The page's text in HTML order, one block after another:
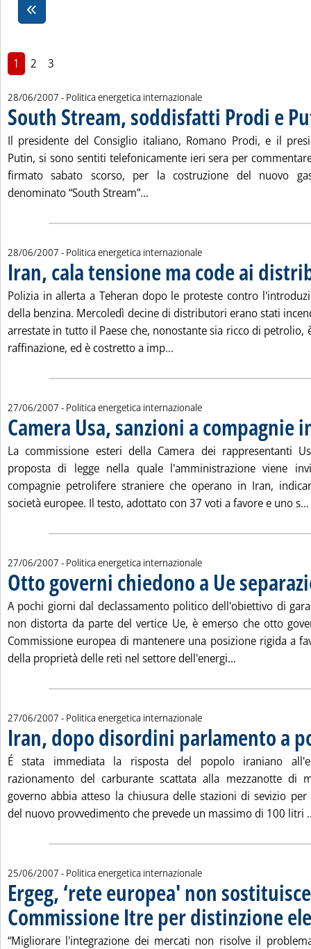
1 2 3
28/06/2007 - Politica energetica internazionale
South Stream, soddisfatti Prodi e
Il presidente del Consiglio italiano, Romano Prodi, e il
Putin, si sono sentiti telefonicamente ieri sera per
firmato sabato scorso, per la costruzione del nuovo
denominato “South Stream”...
28/06/2007 - Politica energetica internazionale
Iran, cala tensione ma code ai
Polizia in allerta a Teheran dopo le proteste contro
della benzina. Mercoledì decine di distributori erano stati
arrestate in tutto il Paese che, nonostante sia ricco di petrolio,
raffinazione, ed è costretto a imp...
27/06/2007 - Politica energetica internazionale
Camera Usa, sanzioni a compagnie
La commissione esteri della Camera dei rappresentanti
proposta di legge nella quale l'amministrazione viene
compagnie petrolifere straniere che operano in Iran,
società europee. Il testo, adottato con 37 voti a favore e uno s...
27/06/2007 - Politica energetica internazionale
Otto governi chiedono a Ue
A pochi giorni dal declassamento politico dell'obiettivo di
non distorta da parte del vertice Ue, è emerso che otto
Commissione europea di mantenere una posizione rigida a
della proprietà delle reti nel settore dell'energi...
27/06/2007 - Politica energetica internazionale
Iran, dopo disordini parlamento a
É stata immediata la risposta del popolo iraniano
razionamento del carburante scattata alla mezzanotte di
governo abbia atteso la chiusura delle stazioni di sevizio per
del nuovo provvedimento che prevede un massimo di 100 litri
25/06/2007 - Politica energetica internazionale
Ergeg, ‘rete europea' non
Commissione Itre per distinzione
“Migliorare l'integrazione dei mercati non risolve il